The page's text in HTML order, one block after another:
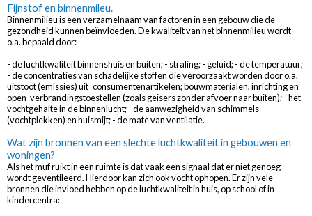
Fijnstof en binnenmileu.
Binnenmilieu is een verzamelnaam van factoren in een gebouw die de
gezondheid kunnen beïnvloeden. De kwaliteit van het binnenmilieu wordt
o.a. bepaald door:
- de luchtkwaliteit binnenshuis en buiten; - straling; - geluid; - de temperatuur;
- de concentraties van schadelijke stoffen die veroorzaakt worden door o.a.
uitstoot (emissies) uit consumentenartikelen; bouwmaterialen, inrichting en
open-verbrandingstoestellen (zoals geisers zonder afvoer naar buiten); - het
vochtgehalte in de binnenlucht; - de aanwezigheid van schimmels
(vochtplekken) en huismijt; - de mate van ventilatie.
Wat zijn bronnen van een slechte luchtkwaliteit in gebouwen en
woningen?
Als het muf ruikt in een ruimte is dat vaak een signaal dat er niet genoeg
wordt geventileerd. Hierdoor kan zich ook vocht ophopen. Er zijn vele
bronnen die invloed hebben op de luchtkwaliteit in huis, op school of in
kindercentra: